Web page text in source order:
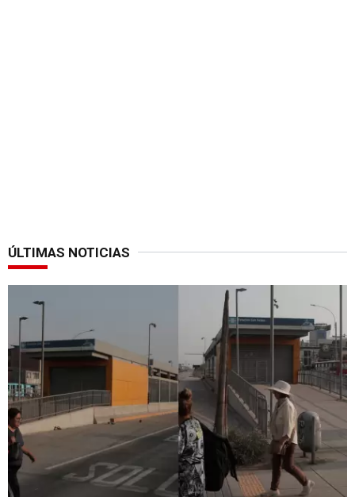
ÚLTIMAS NOTICIAS